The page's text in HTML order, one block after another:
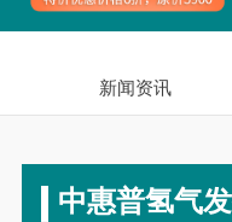
新闻资讯
中惠普氢气